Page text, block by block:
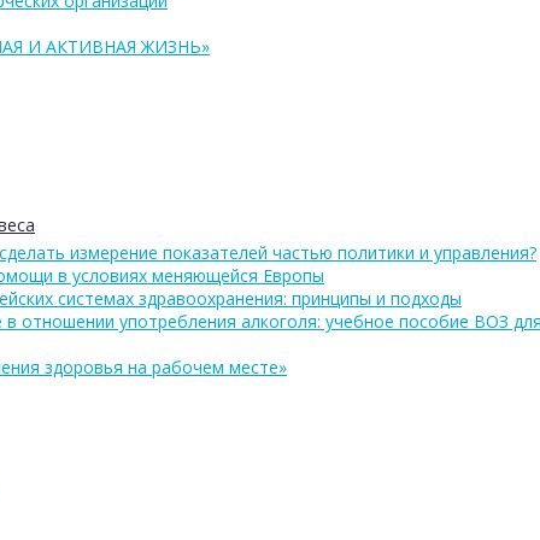
И АКТИВНАЯ ЖИЗНЬ»
измерение показателей частью политики и управления?
в условиях меняющейся Европы
системах здравоохранения: принципы и подходы
в отношении употребления алкоголя: учебное пособие ВОЗ
здоровья на рабочем месте»